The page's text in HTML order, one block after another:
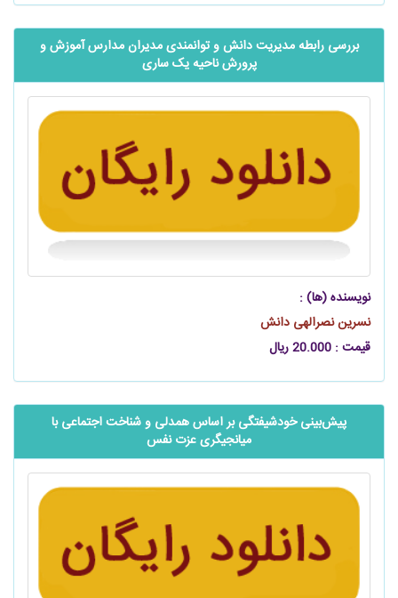
بررسی رابطه مدیریت دانش و توانمندی مدیران مدارس آموزش و
پرورش ناحیه یک ساری
نویسنده (ها) :
نسرین نصرالهی دانش
قیمت : 20.000 ریال
‌‌‌‌‌پیش‌بینی خودشیفتگی بر اساس همدلی و شناخت اجتماعی با
میانجیگری عزت نفس